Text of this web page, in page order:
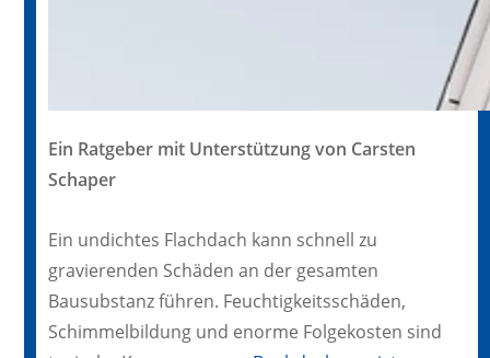
Ein Ratgeber mit Unterstützung von Carsten
Schaper
Ein undichtes Flachdach kann schnell zu
gravierenden Schäden an der gesamten
Bausubstanz führen. Feuchtigkeitsschäden,
Schimmelbildung und enorme Folgekosten sind